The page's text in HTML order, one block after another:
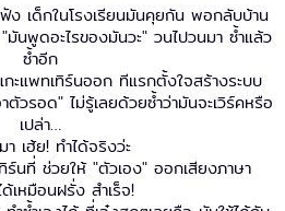
ง เด็กในโรงเรียนมันคุยกัน พอกลับบ้าน
นพูดอะไรของมันวะ" วนไปวนมา ซ้ำแล้ว
ซ้ำอีก
กะแพทเทิร์นออก ทีแรกตั้งใจสร้างระบบ
ตัวรอด" ไม่รู้เลยด้วยซ้ำว่ามันจะเวิร์คหรือ
เปล่า…
า เฮ้ย! ทำได้จริงว่ะ
ร์นที่ ช่วยให้ "ตัวเอง" ออกเสียงภาษา
เหมือนฝรั่ง สำเร็จ!